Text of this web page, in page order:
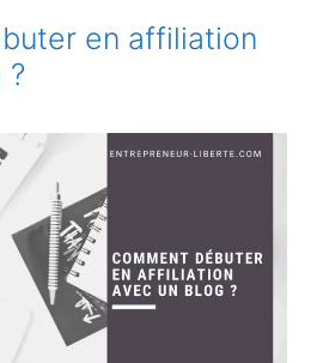
en affiliation
?